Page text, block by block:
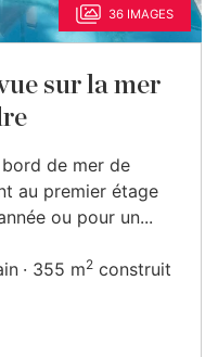
36 IMAGES
sur la mer
de mer de
au premier étage
ou pour un...
355 m2 construit